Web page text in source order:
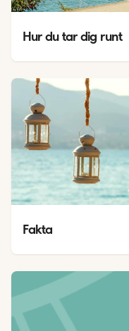
Hur du tar dig runt
Fakta